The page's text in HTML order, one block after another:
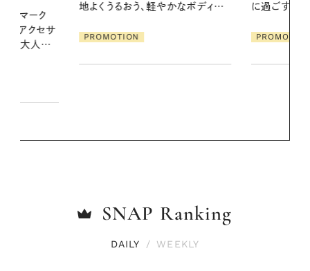
に過ごす私の新習慣
PROMOTION
SNAP Ranking
DAILY / WEEKLY